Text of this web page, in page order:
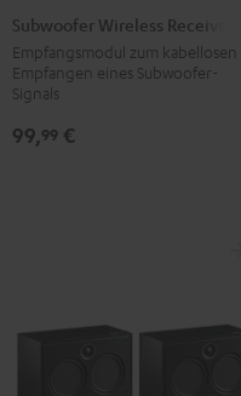
Wireless
Receiver
Schwarz
Subwoofer Wireless Receiver
Empfangsmodul zum kabellosen
Empfangen eines Subwoofer-
Signals
99,99 €